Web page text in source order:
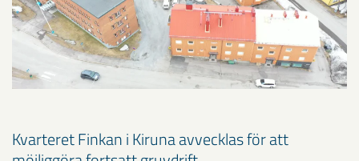
Kvarteret Finkan i Kiruna avvecklas för att